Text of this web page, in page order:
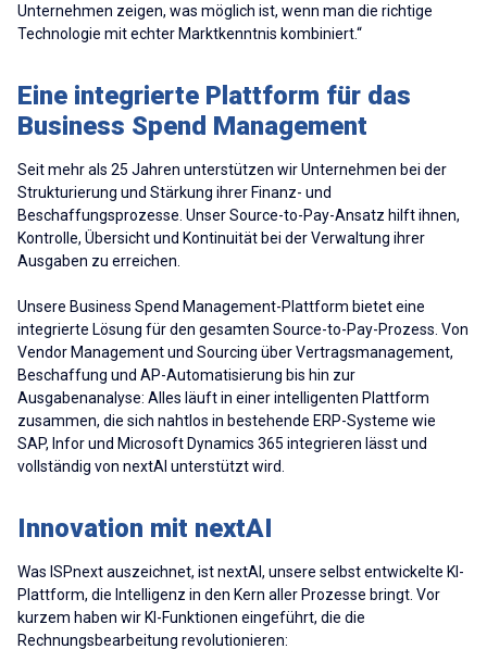
Unternehmen zeigen, was möglich ist, wenn man die richtige
Technologie mit echter Marktkenntnis kombiniert.“
Eine integrierte Plattform für das
Business Spend Management
Seit mehr als 25 Jahren unterstützen wir Unternehmen bei der
Strukturierung und Stärkung ihrer Finanz- und
Beschaffungsprozesse. Unser Source-to-Pay-Ansatz hilft ihnen,
Kontrolle, Übersicht und Kontinuität bei der Verwaltung ihrer
Ausgaben zu erreichen.
Unsere Business Spend Management-Plattform bietet eine
integrierte Lösung für den gesamten Source-to-Pay-Prozess. Von
Vendor Management und Sourcing über Vertragsmanagement,
Beschaffung und AP-Automatisierung bis hin zur
Ausgabenanalyse: Alles läuft in einer intelligenten Plattform
zusammen, die sich nahtlos in bestehende ERP-Systeme wie
SAP, Infor und Microsoft Dynamics 365 integrieren lässt und
vollständig von nextAI unterstützt wird.
Innovation mit nextAI
Was ISPnext auszeichnet, ist nextAI, unsere selbst entwickelte KI-
Plattform, die Intelligenz in den Kern aller Prozesse bringt. Vor
kurzem haben wir KI-Funktionen eingeführt, die die
Rechnungsbearbeitung revolutionieren: